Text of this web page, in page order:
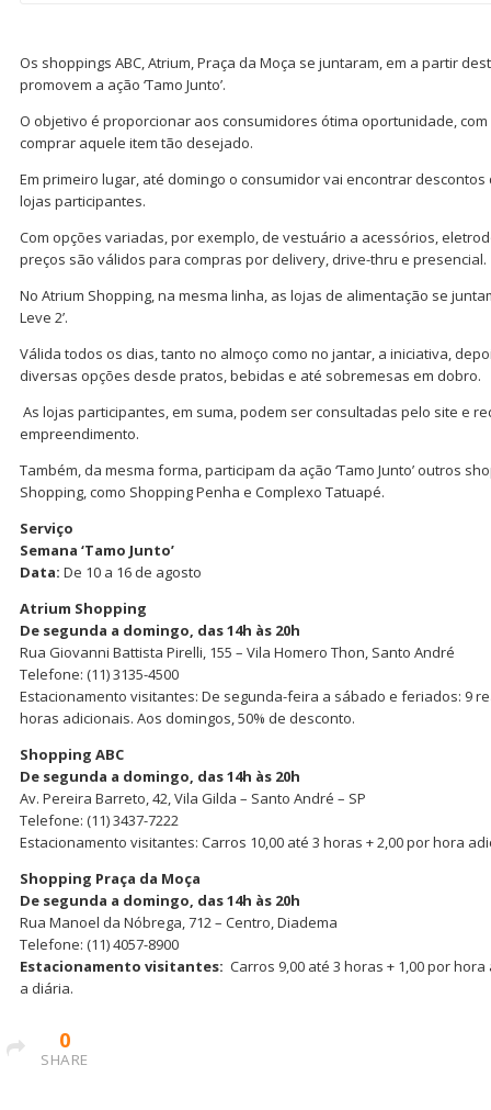
Os shoppings ABC, Atrium, Praça da Moça se juntaram, em a partir
promovem a ação ‘Tamo Junto’.
O objetivo é proporcionar aos consumidores ótima oportunidade,
comprar aquele item tão desejado.
Em primeiro lugar, até domingo o consumidor vai encontrar
lojas participantes.
Com opções variadas, por exemplo, de vestuário a acessórios,
preços são válidos para compras por delivery, drive-thru e presencial.
No Atrium Shopping, na mesma linha, as lojas de alimentação se
Leve 2’.
Válida todos os dias, tanto no almoço como no jantar, a iniciativa,
diversas opções desde pratos, bebidas e até sobremesas em dobro.
As lojas participantes, em suma, podem ser consultadas pelo site e
empreendimento.
Também, da mesma forma, participam da ação ‘Tamo Junto’ outros
Shopping, como Shopping Penha e Complexo Tatuapé.
Serviço
Semana ‘Tamo Junto’
Data: De 10 a 16 de agosto
Atrium Shopping
De segunda a domingo, das 14h às 20h
Rua Giovanni Battista Pirelli, 155 – Vila Homero Thon, Santo André
Telefone: (11) 3135-4500
Estacionamento visitantes: De segunda-feira a sábado e feriados: 9
horas adicionais. Aos domingos, 50% de desconto.
Shopping ABC
De segunda a domingo, das 14h às 20h
Av. Pereira Barreto, 42, Vila Gilda – Santo André – SP
Telefone: (11) 3437-7222
Estacionamento visitantes: Carros 10,00 até 3 horas + 2,00 por hora
Shopping Praça da Moça
De segunda a domingo, das 14h às 20h
Rua Manoel da Nóbrega, 712 – Centro, Diadema
Telefone: (11) 4057-8900
Estacionamento visitantes: Carros 9,00 até 3 horas + 1,00 por
a diária.
0
SHARE